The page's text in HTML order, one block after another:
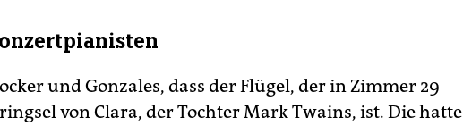
und Gonzales, dass der Flügel, der in Zimmer 29
von Clara, der Tochter Mark Twains, ist. Die hatte